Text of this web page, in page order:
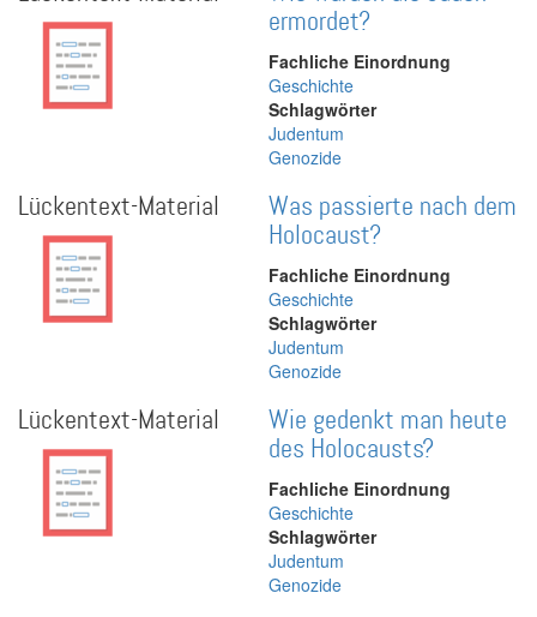
ermordet?
Fachliche Einordnung
Geschichte
Schlagwörter
Judentum
Genozide
Lückentext-Material
Was passierte nach dem
Holocaust?
Fachliche Einordnung
Geschichte
Schlagwörter
Judentum
Genozide
Lückentext-Material
Wie gedenkt man heute
des Holocausts?
Fachliche Einordnung
Geschichte
Schlagwörter
Judentum
Genozide